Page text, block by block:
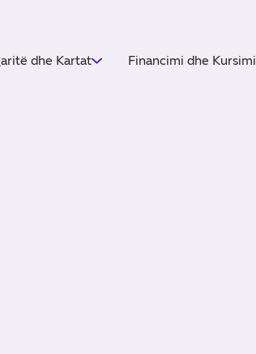
dhe Kartat Financimi dhe Kursimi